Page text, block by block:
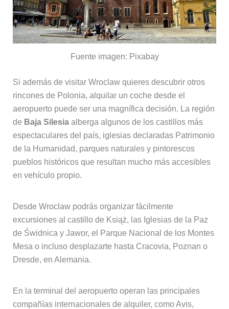
Fuente imagen: Pixabay
Si además de visitar Wroclaw quieres descubrir otros
rincones de Polonia, alquilar un coche desde el
aeropuerto puede ser una magnífica decisión. La región
de Baja Silesiaalberga algunos de los castillos más
espectaculares del país, iglesias declaradas Patrimonio
de la Humanidad, parques naturales y pintorescos
pueblos históricos que resultan mucho más accesibles
en vehículo propio.
Desde Wroclaw podrás organizar fácilmente
excursiones al castillo de Książ, las Iglesias de la Paz
de Świdnica y Jawor, el Parque Nacional de los Montes
Mesa o incluso desplazarte hasta Cracovia, Poznan o
Dresde, en Alemania.
En la terminal del aeropuerto operan las principales
compañías internacionales de alquiler, como Avis,